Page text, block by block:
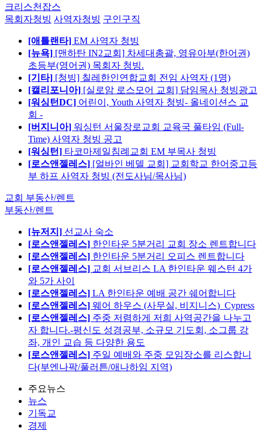
크리스천잡스
목회자청빙 사역자청빙 구인구직
[애틀랜타] EM 사역자 청빙
[뉴욕] [맨하탄 IN2교회] 차세대총괄, 영유아부(한어권)
초등부(영어권) 목회자 청빙.
[기타] [청빙] 칠레한인연합교회 전임 사역자 (1명)
[캘리포니아] [실로암 로스모어 교회] 담임목사 청빙광고
[워싱턴DC] 어린이, Youth 사역자 청빙- 올네이션스 교
회 -
[버지니아] 워싱턴 서울장로교회 교육국 풀타임 (Full-
Time) 사역자 청빙 공고
[워싱턴] 타코마제일침례교회 EM 부목사 청빙
[로스앤젤레스] [얼바인 베델 교회] 교회학교 한어중고등
부 하프 사역자 청빙 (전도사님/목사님)
교회 부동산/렌트
부동산/렌트
[뉴저지] 선교사 숙소
[로스앤젤레스] 한인타운 5분거리 교회 장소 렌트합니다
[로스앤젤레스] 한인타운 5분거리 오피스 렌트합니다
[로스앤젤레스] 교회 서브리스 LA 한인타운 웨스턴 4가
와 5가 사이
[로스앤젤레스] LA 한인타운 예배 공간 쉐어합니다
[로스앤젤레스] 웨어 하우스 (사무실, 비지니스)_Cypress
[로스앤젤레스] 주중 저렴하게 저희 사역공간을 나누고
자 합니다.-평신도 성경공부, 소규모 기도회, 소그룹 강
좌, 개인 교습 등 다양한 용도
[로스앤젤레스] 주일 예배와 주중 모임장소를 리스합니
다(부엔나팍/풀러튼/애나하임 지역)
주요뉴스
뉴스
기독교
경제